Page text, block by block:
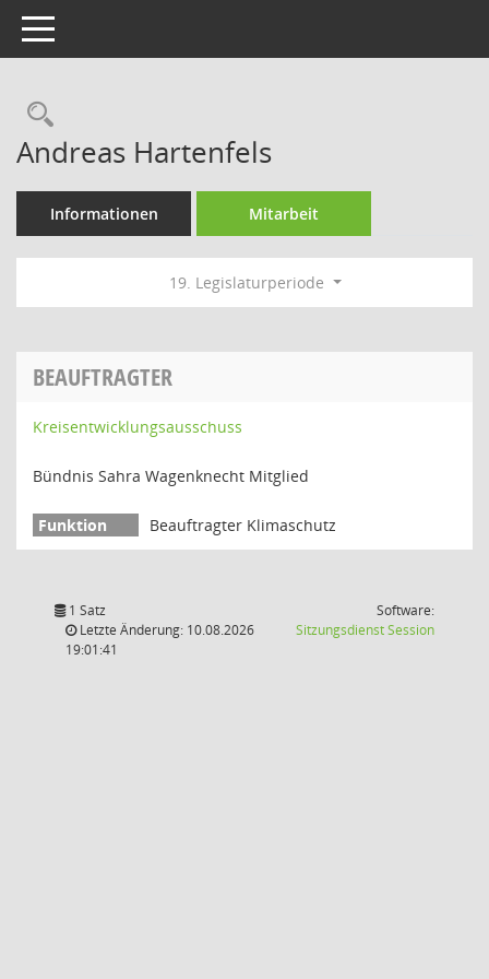
Toggle navigation
Rechercheauswahl
Andreas Hartenfels
Informationen Mitarbeit
19. Legislaturperiode
BEAUFTRAGTER
Kreisentwicklungsausschuss
Bündnis Sahra Wagenknecht Mitglied
Beauftragter Klimaschutz
1 Satz
Letzte Änderung: 10.08.2026
19:01:41
Software:
SitzungsdienstSession(Wird in